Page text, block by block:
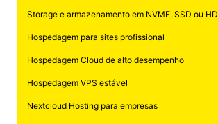
Storage e armazenamento em NVME, SSD ou HD
Hospedagem para sites profissional
Hospedagem Cloud de alto desempenho
Hospedagem VPS estável
Nextcloud Hosting para empresas